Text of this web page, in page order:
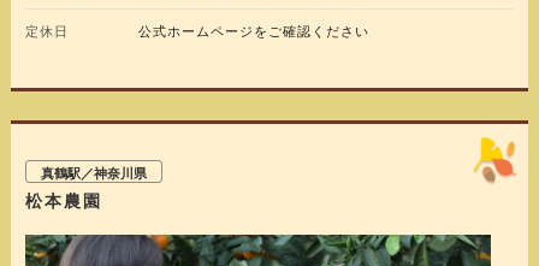
定休日 公式ホームページをご確認ください
真鶴駅／神奈川県
松本農園